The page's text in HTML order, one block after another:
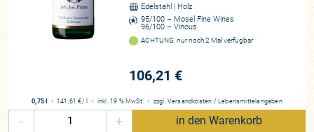
Edelstahl | Holz
95/100 – Mosel Fine Wines
96/100 – Vinous
ACHTUNG: nur noch 2 Mal verfügbar
106,21 €
0,75 l ・ 141,61 € / l ・ inkl. 19 % MwSt. ・ zzgl. Versandkosten / Lebensmittelangaben
- + in den Warenkorb